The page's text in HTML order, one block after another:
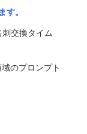
す。
交換タイム
のプロンプト